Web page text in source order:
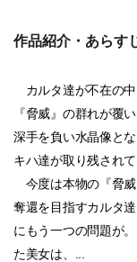
作品紹介・あらす
カルタ達が不在の
『脅威』の群れが覆
深手を負い水晶像と
キハ達が取り残されて
今度は本物の『脅
奪還を目指すカルタ
にもう一つの問題が
た美女は、...